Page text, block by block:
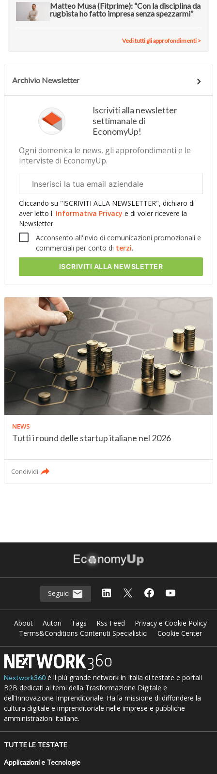
Matteo Musa (Fitprime): “Con la disciplina da
rugbista ho fatto impresa senza spezzarmi”
Vedi tutti gli approfondimenti >
Archivio Newsletter
Iscriviti alla newsletter
settimanale di
EconomyUp!
Ogni domenica le news, gli approfondimenti e le
interviste di EconomyUp.
aziendale
Cliccando su "ISCRIVITI ALLA NEWSLETTER", dichiaro di
aver letto l' Informativa Privacy e di voler ricevere la
Newsletter.
Acconsento all'invio di comunicazioni promozionali e
commerciali per conto di terzi.
ISCRIVITI ALLA NEWSLETTER
NEWS
Tutti i round delle startup italiane nel 2026
Condividi
Seguici
About Autori Tags Rss Feed
Privacy e Cookie Policy
Terms&Conditions Contenuti Specialistici
Cookie Center
Nextwork360è il più grande network in Italia di testate e portali
B2B dedicati ai temi della Trasformazione Digitale e
dell’Innovazione Imprenditoriale. Ha la missione di diffondere la
cultura digitale e imprenditoriale nelle imprese e pubbliche
amministrazioni italiane.
TUTTE LE TESTATE
Applicazioni e Tecnologie